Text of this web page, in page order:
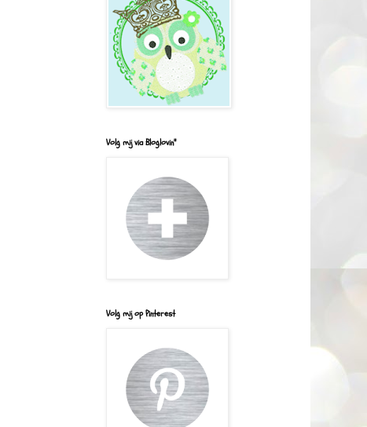
Volg mij via Bloglovin"
Volg mij op Pinterest